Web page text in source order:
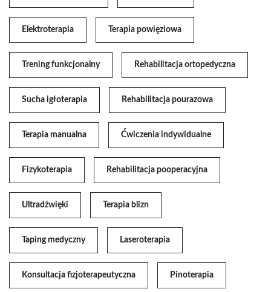
Elektroterapia Terapia powięziowa
Trening funkcjonalny Rehabilitacja ortopedyczna
Sucha igłoterapia Rehabilitacja pourazowa
Terapia manualna Ćwiczenia indywidualne
Fizykoterapia Rehabilitacja pooperacyjna
Ultradźwięki Terapia blizn
Taping medyczny Laseroterapia
Konsultacja fizjoterapeutyczna Pinoterapia